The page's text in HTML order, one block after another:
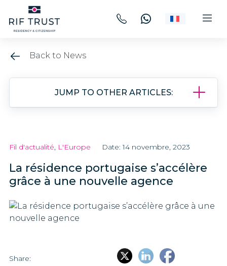
Back to News
JUMP TO OTHER ARTICLES:
Fil d'actualité, L'Europe Date: 14 novembre, 2023
La résidence portugaise s’accélère
grâce à une nouvelle agence
Share: